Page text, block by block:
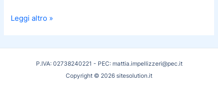
Leggi altro »
P.IVA: 02738240221 - PEC: mattia.impellizzeri@pec.it
Copyright © 2026 sitesolution.it